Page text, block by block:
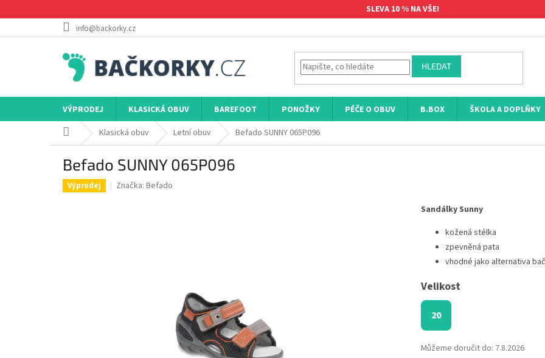
na
SLEVA 10 % NA VŠE!
info@backorky.cz
HLEDAT
VÝPRODEJ KLASICKÁ OBUV BAREFOOT PONOŽKY PÉČE O OBUV B.BOX
ŠKOLA A DOPLŇKY
Domů Klasická obuv Letní obuv Befado SUNNY 065P096
Befado SUNNY 065P096
Výprodej Značka: Befado
Velikost
20
Můžeme doručit do: 7.8.2026
Sandálky Sunny
kožená stélka
zpevněná pata
vhodné jako alternativa